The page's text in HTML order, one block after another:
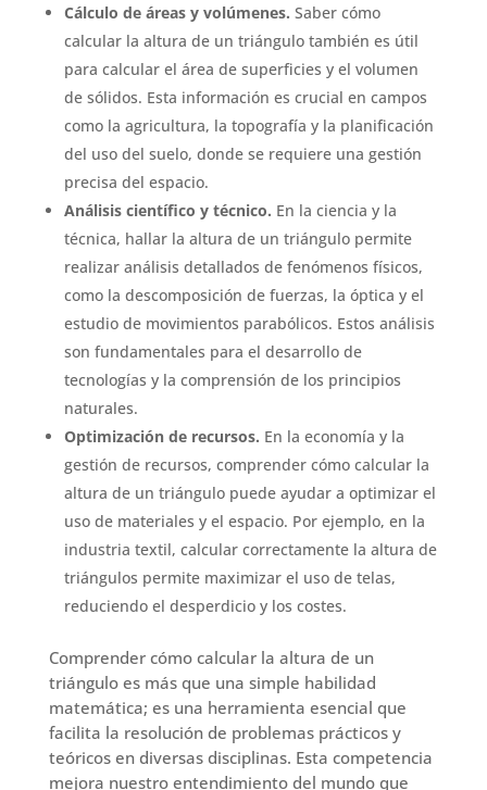
Cálculo de áreas y volúmenes. Saber cómo
calcular la altura de un triángulo también es útil
para calcular el área de superficies y el volumen
de sólidos. Esta información es crucial en campos
como la agricultura, la topografía y la planificación
del uso del suelo, donde se requiere una gestión
precisa del espacio.
Análisis científico y técnico. En la ciencia y la
técnica, hallar la altura de un triángulo permite
realizar análisis detallados de fenómenos físicos,
como la descomposición de fuerzas, la óptica y el
estudio de movimientos parabólicos. Estos análisis
son fundamentales para el desarrollo de
tecnologías y la comprensión de los principios
naturales.
Optimización de recursos. En la economía y la
gestión de recursos, comprender cómo calcular la
altura de un triángulo puede ayudar a optimizar el
uso de materiales y el espacio. Por ejemplo, en la
industria textil, calcular correctamente la altura de
triángulos permite maximizar el uso de telas,
reduciendo el desperdicio y los costes.
Comprender cómo calcular la altura de un
triángulo es más que una simple habilidad
matemática; es una herramienta esencial que
facilita la resolución de problemas prácticos y
teóricos en diversas disciplinas. Esta competencia
mejora nuestro entendimiento del mundo que